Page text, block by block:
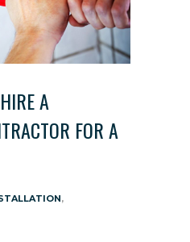
A
FOR A
,